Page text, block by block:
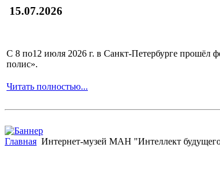
15.07.2026
С 8 по12 июля 2026 г. в Санкт-Петербурге прошёл
полис».
Читать полностью...
Главная Интернет-музей МАН "Интеллект